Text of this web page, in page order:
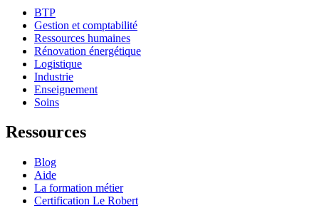
BTP
Gestion et comptabilité
Ressources humaines
Rénovation énergétique
Logistique
Industrie
Enseignement
Soins
Ressources
Blog
Aide
La formation métier
Certification Le Robert